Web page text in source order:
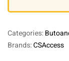
Categories:
Brands:CSAccess